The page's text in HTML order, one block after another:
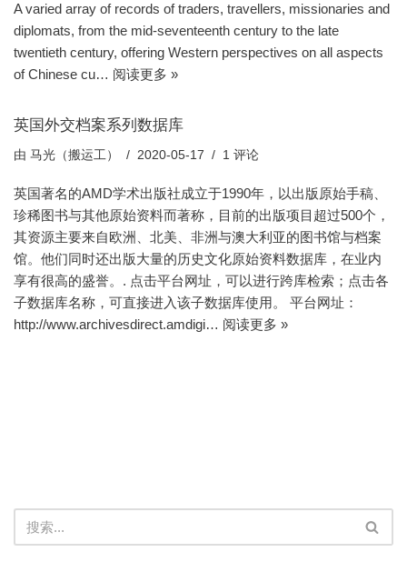
A varied array of records of traders, travellers, missionaries and
diplomats, from the mid-seventeenth century to the late
twentieth century, offering Western perspectives on all aspects
of Chinese cu… 阅读更多 »
英国外交档案系列数据库
由 马光（搬运工） 2020-05-17 1 评论
英国著名的AMD学术出版社成立于1990年，以出版原始手稿、
珍稀图书与其他原始资料而著称，目前的出版项目超过500个，
其资源主要来自欧洲、北美、非洲与澳大利亚的图书馆与档案
馆。他们同时还出版大量的历史文化原始资料数据库，在业内
享有很高的盛誉。. 点击平台网址，可以进行跨库检索；点击各
子数据库名称，可直接进入该子数据库使用。 平台网址：
http://www.archivesdirect.amdigi… 阅读更多 »